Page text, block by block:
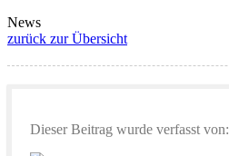
News
zurück zur Übersicht
Dieser Beitrag wurde verfasst von: